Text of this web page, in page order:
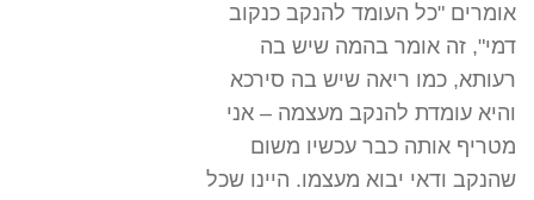
אומרים "כל העומד להנקב כנקוב
דמי", זה אומר בהמה שיש בה
רעותא, כמו ריאה שיש בה סירכא
והיא עומדת להנקב מעצמה – אני
מטריף אותה כבר עכשיו משום
שהנקב ודאי יבוא מעצמו. היינו שכל